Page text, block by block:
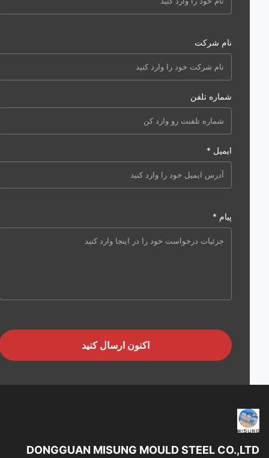
نام شرکت
شماره تلفن
ایمیل *
اکنون ارسال کنید
DONGGUAN MISUNG MOULD STEEL